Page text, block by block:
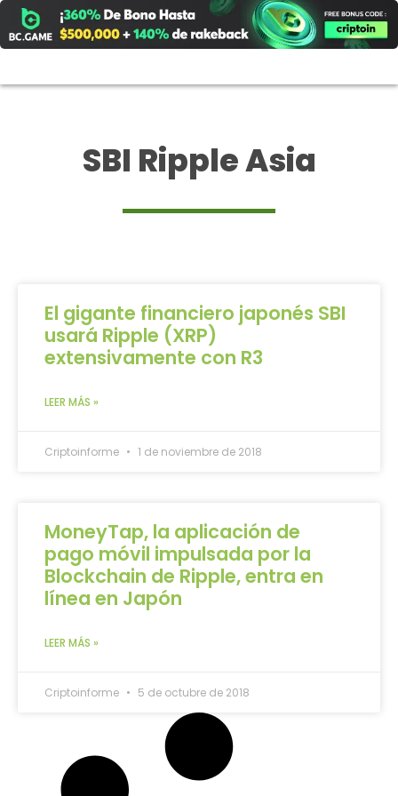
al
contenido
SBI Ripple Asia
El gigante financiero japonés SBI
usará Ripple (XRP)
extensivamente con R3
LEER MÁS »
Criptoinforme 1 de noviembre de 2018
MoneyTap, la aplicación de
pago móvil impulsada por la
Blockchain de Ripple, entra en
línea en Japón
LEER MÁS »
Criptoinforme 5 de octubre de 2018